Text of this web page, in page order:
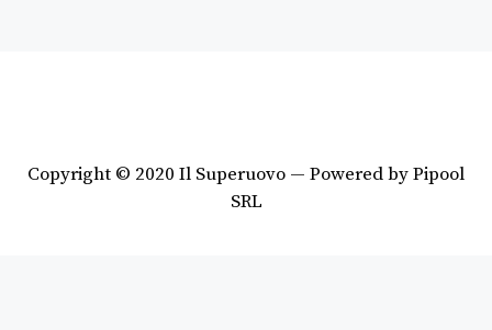
Copyright © 2020 Il Superuovo — Powered by Pipool
SRL